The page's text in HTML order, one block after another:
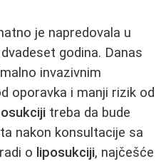
je napredovala u
godina. Danas
invazivnim
oporavka i manji rizik od
treba da bude
nakon konsultacije sa
o liposukciji, najčešće